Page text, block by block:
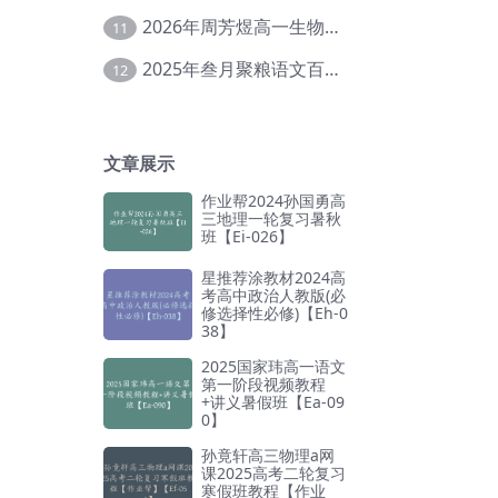
11 2026年周芳煜高一生物上学期网课教程【Ee-056】
12 2025年叁月聚粮语文百日冲刺｜荡平玄学诅咒【Ea-001】
文章展示
作业帮2024孙国勇高
三地理一轮复习暑秋
班【Ei-026】
星推荐涂教材2024高
考高中政治人教版(必
修选择性必修)【Eh-0
38】
2025国家玮高一语文
第一阶段视频教程
+讲义暑假班【Ea-09
0】
孙竟轩高三物理a网
课2025高考二轮复习
寒假班教程【作业